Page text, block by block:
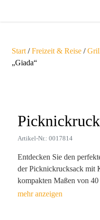
Start /Freizeit & Reise /
„Giada“
Artikel-Nr.: 0017814
Entdecken Sie den
der Picknickrucksack mit
kompakten Maßen von
Gewicht von nur 1.247g,